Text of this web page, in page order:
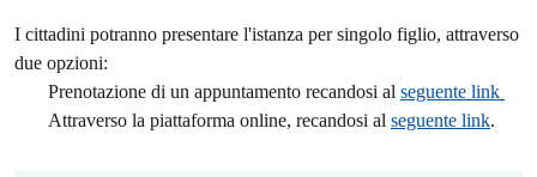
I cittadini potranno presentare l'istanza per singolo figlio, attraverso
due opzioni:
Prenotazione di un appuntamento recandosi al seguente link
Attraverso la piattaforma online, recandosi al seguente link.